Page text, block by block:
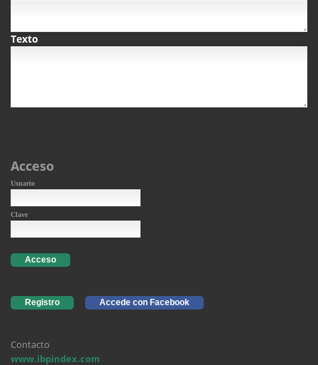
Texto
Acceso
Usuario
Clave
Acceso
Registro Accede con Facebook
Contacto
www.ibpindex.com